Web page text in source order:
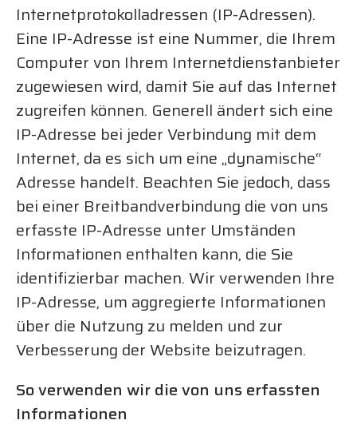
Internetprotokolladressen (IP-Adressen).
Eine IP-Adresse ist eine Nummer, die Ihrem
Computer von Ihrem Internetdienstanbieter
zugewiesen wird, damit Sie auf das Internet
zugreifen können. Generell ändert sich eine
IP-Adresse bei jeder Verbindung mit dem
Internet, da es sich um eine „dynamische“
Adresse handelt. Beachten Sie jedoch, dass
bei einer Breitbandverbindung die von uns
erfasste IP-Adresse unter Umständen
Informationen enthalten kann, die Sie
identifizierbar machen. Wir verwenden Ihre
IP-Adresse, um aggregierte Informationen
über die Nutzung zu melden und zur
Verbesserung der Website beizutragen.
So verwenden wir die von uns erfassten
Informationen